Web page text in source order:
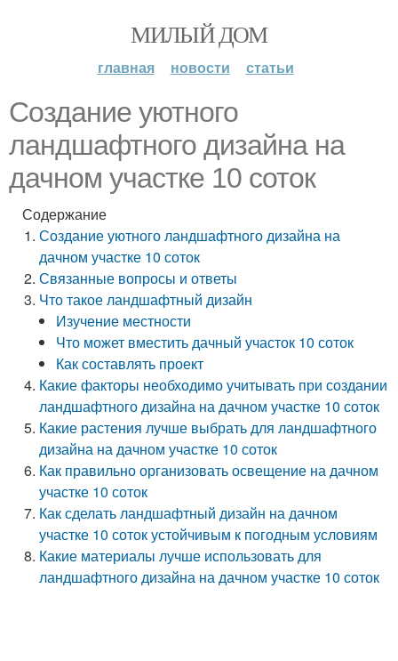
МИЛЫЙ ДОМ
главная новости статьи
Создание уютного
ландшафтного дизайна на
дачном участке 10 соток
Содержание
Создание уютного ландшафтного дизайна на
дачном участке 10 соток
Связанные вопросы и ответы
Что такое ландшафтный дизайн
Изучение местности
Что может вместить дачный участок 10 соток
Как составлять проект
Какие факторы необходимо учитывать при создании
ландшафтного дизайна на дачном участке 10 соток
Какие растения лучше выбрать для ландшафтного
дизайна на дачном участке 10 соток
Как правильно организовать освещение на дачном
участке 10 соток
Как сделать ландшафтный дизайн на дачном
участке 10 соток устойчивым к погодным условиям
Какие материалы лучше использовать для
ландшафтного дизайна на дачном участке 10 соток